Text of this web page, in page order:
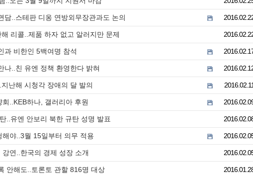
담..스테판 디옹 연방외무장관과도 논의
리콜..제품 하자 없고 알러지만 문제
과 비한인 5백여명 참석
나..친 유엔 정책 환영한다 밝혀
난해 시청각 장애의 달 발의 2016.02.11
..KEB하나, 갤러리아 후원
..유엔 안보리 북한 규탄 성명 발표
야..3월 15일부터 의무 적용
연..한국의 경제 성장 소개
안해도..토론토 관할 816명 대상